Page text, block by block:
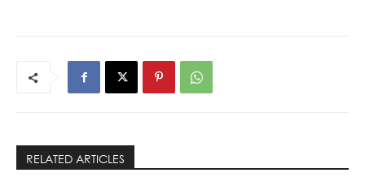
RELATED ARTICLES